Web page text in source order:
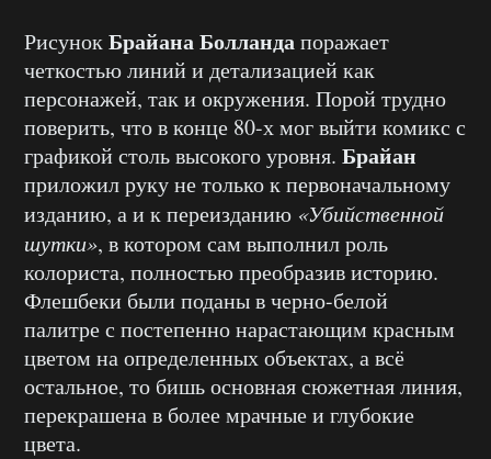
РисунокБрайана Болландапоражает
четкостью линий и детализацией как
персонажей, так и окружения. Порой трудно
поверить, что в конце 80-х мог выйти комикс с
графикой столь высокого уровня. Брайан
приложил руку не только к первоначальному
изданию, а и к переизданию «Убийственной
шутки», в котором сам выполнил роль
колориста, полностью преобразив историю.
Флешбеки были поданы в черно-белой
палитре с постепенно нарастающим красным
цветом на определенных объектах, а всё
остальное, то бишь основная сюжетная линия,
перекрашена в более мрачные и глубокие
цвета.